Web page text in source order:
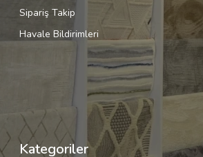
Sipariş Takip
Havale Bildirimleri
Kategoriler